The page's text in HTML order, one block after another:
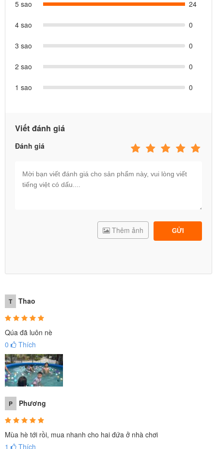
sản phẩm!
5 sao 24
4 sao 0
3 sao 0
2 sao 0
1 sao 0
Viết đánh giá
Đánh giá
GỬI
Thêm ảnh
T Thao
Qúa đã luôn nè
0
Thích
P Phương
Mùa hè tới rồi, mua nhanh cho hai đứa ở nhà chơi
1
Thích